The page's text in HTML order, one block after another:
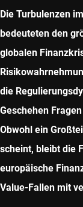
Die Turbulenzen
bedeuteten den
globalen
die
Geschehen
Obwohl ein
scheint, bleibt die
europäische
Value-Fallen mit